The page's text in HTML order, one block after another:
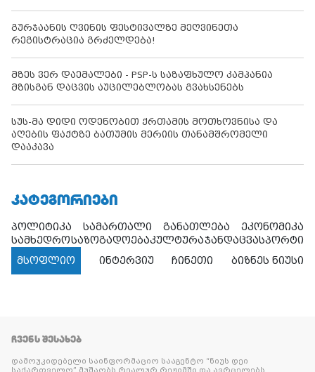
გურჯაანის ღვინის ფესტივალზე მეღვინეთა
რეგისტრაცია გრძელდება!
მზეს ვერ დაემალები - PSP-ს საზაფხულო კამპანია
მზისგან დაცვის აუცილებლობას გვახსენებს
სუს-მა დიდი ოდენობით ქრთამის მოთხოვნისა და
აღების ფაქტზე ბათუმის მერიის თანამშრომელი
დააკავა
ᲙᲐᲢᲔᲒᲝᲠᲘᲔᲑᲘ
პოლიტიკა სამართალი განათლება
ეკონომიკა
სამხედროსაზოგადოებაკულტურაჯანდაცვასპორტი
მსოფლიო
ინტერვიუ ჩინეთი ბიზნეს ნიუსი
ᲩᲕᲔᲜᲡ ᲨᲔᲡᲐᲮᲔᲑ
დამოუკიდებელი საინფორმაციო სააგენტო “ნიუს დეი